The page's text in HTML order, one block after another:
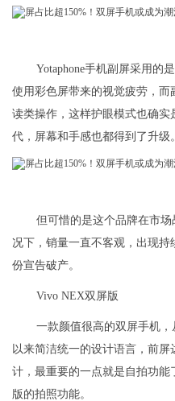
Yotaphone手机副屏采用的
使用彩色屏带来的视觉疲劳，而
读类操作，这样护眼模式也确
代，屏幕和手感也都得到了升级
但可惜的是这个品牌在市
况下，销量一直不客观，出现持
份宣告破产。
Vivo NEX双屏版
一款颜值很高的双屏手机
以来简洁统一的设计语言，前
计，最重要的一点就是自拍功
版的拍照功能。